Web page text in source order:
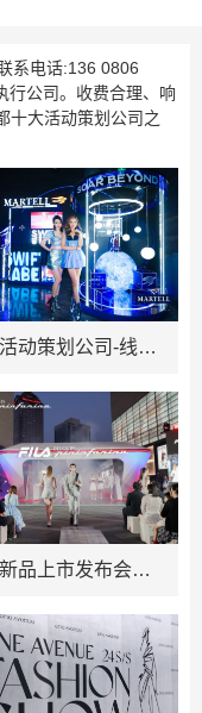
系电话:136 0806
行公司。收费合理、响
十大活动策划公司之
成都活动策划公司-线下酒吧活动策划方案
成都新品上市发布会策划公司推荐